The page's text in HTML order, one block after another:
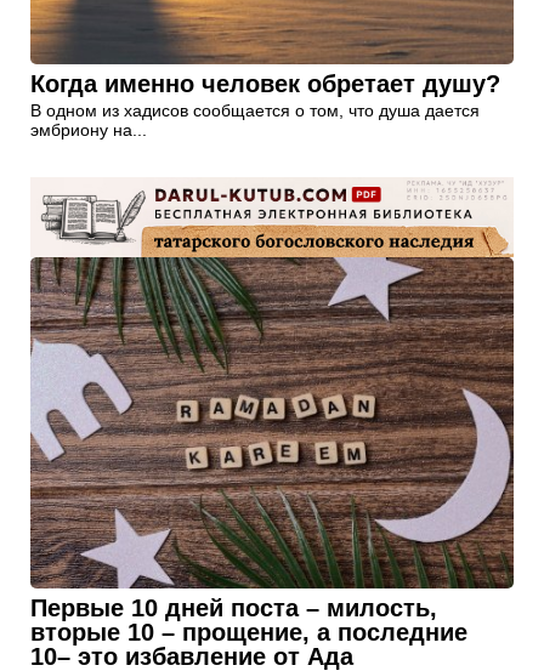
Когда именно человек обретает душу?
В одном из хадисов сообщается о том, что душа дается
эмбриону на...
Первые 10 дней поста – милость,
вторые 10 – прощение, а последние
10– это избавление от Ада